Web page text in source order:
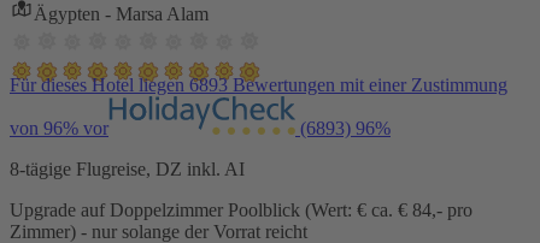
Ägypten - Marsa Alam
Für dieses Hotel liegen 6893 Bewertungen mit einer Zustimmung
von 96% vor (6893) 96%
8-tägige Flugreise, DZ inkl. AI
Upgrade auf Doppelzimmer Poolblick (Wert: € ca. € 84,- pro
Zimmer) - nur solange der Vorrat reicht